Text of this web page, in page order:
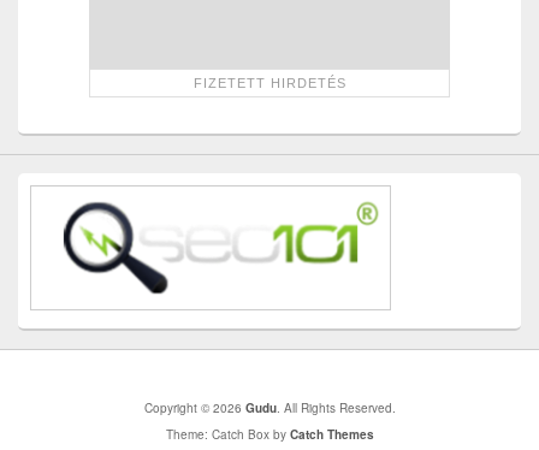
Copyright © 2026 Gudu. All Rights Reserved.
Theme: Catch Box by Catch Themes